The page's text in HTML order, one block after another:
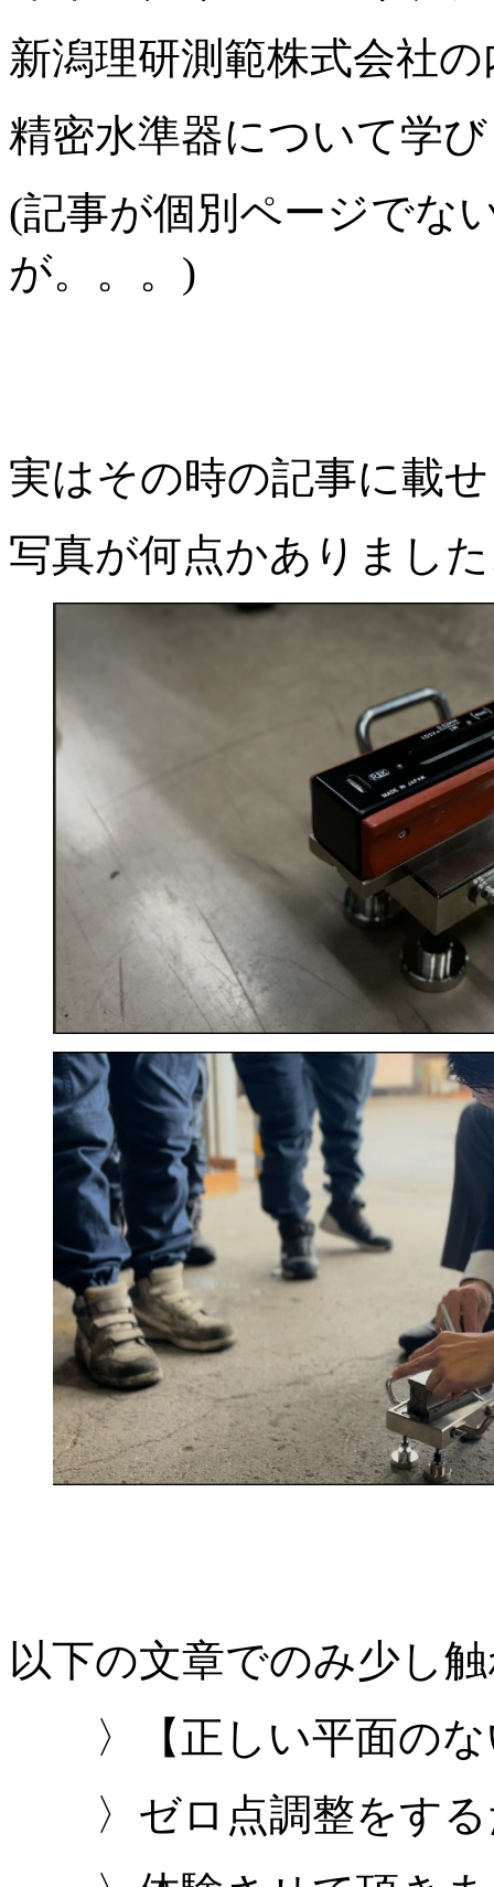
新潟理研測範株式会社
精密水準器について学
(記事が個別ページでな
が。。。)
実はその時の記事に載
写真が何点かありまし
以下の文章でのみ少し
〉【正しい平面のな
〉ゼロ点調整をする